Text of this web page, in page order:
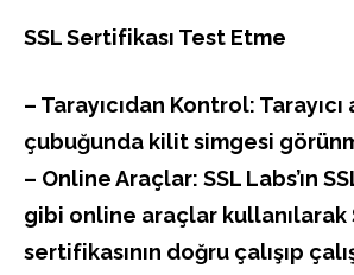
SSL Sertifikası Test Etme
– Tarayıcıdan Kontrol: Tarayıcı
çubuğunda kilit simgesi
– Online Araçlar: SSL Labs’ın
gibi online araçlar kullanılarak
sertifikasının doğru çalışıp